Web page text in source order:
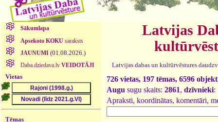
Sākumlapa
Apsekoto KOKUsaraksts
JAUNUMI (01.08.2026.)
Daba.dziedava.lv VEIDOTĀJI
Vietas
Tēmas
Latvijas
Latvijas dabas un kultūrvēstures
726 vietas, 197 tēmas, 6596
Augu sugu skaits: 2861, dzīvnieki:
Apraksti, koordinātas, komentāri,